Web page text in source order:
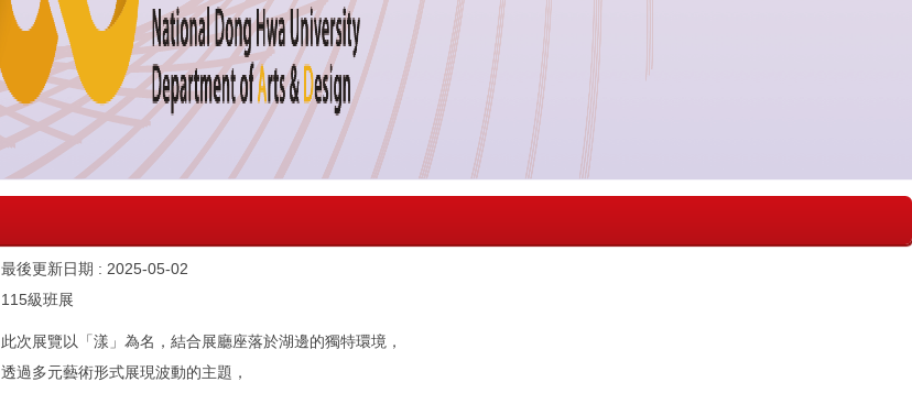
最後更新日期 : 2025-05-02
115級班展
此次展覽以「漾」為名，結合展廳座落於湖邊的獨特環境，
透過多元藝術形式展現波動的主題，